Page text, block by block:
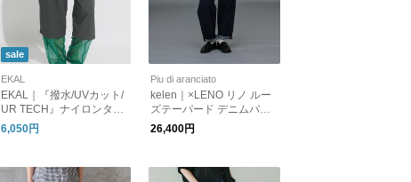
sale
EKAL
EKAL｜『撥水/UVカット/
UR TECH』ナイロンタッ
サーメッシュトラウザー
6,050円
Piu di aranciato
kelen｜×LENO リノ ルー
ズテーパード デニムパン
ツ LOOSE TAPERED JEA
NS lkl26fpt2168
26,400円